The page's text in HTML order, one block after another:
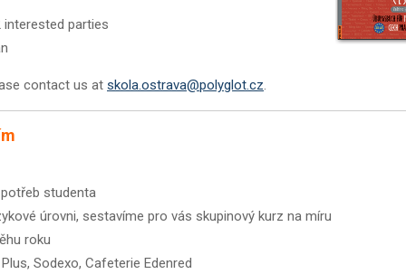
parties
contact us at skola.ostrava@polyglot.cz.
studenta
úrovni, sestavíme pro vás skupinový kurz na míru
roku
Sodexo, Cafeterie Edenred